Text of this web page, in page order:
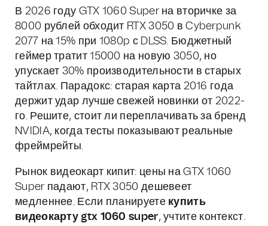
В 2026 году GTX 1060 Super на вторичке за
8000 рублей обходит RTX 3050 в Cyberpunk
2077 на 15% при 1080p с DLSS. Бюджетный
геймер тратит 15000 на новую 3050, но
упускает 30% производительности в старых
тайтлах. Парадокс: старая карта 2016 года
держит удар лучше свежей новинки от 2022-
го. Решите, стоит ли переплачивать за бренд
NVIDIA, когда тесты показывают реальные
фреймрейты.
Рынок видеокарт кипит: цены на GTX 1060
Super падают, RTX 3050 дешевеет
медленнее. Если планируете купить
видеокарту gtx 1060 super, учтите контекст.